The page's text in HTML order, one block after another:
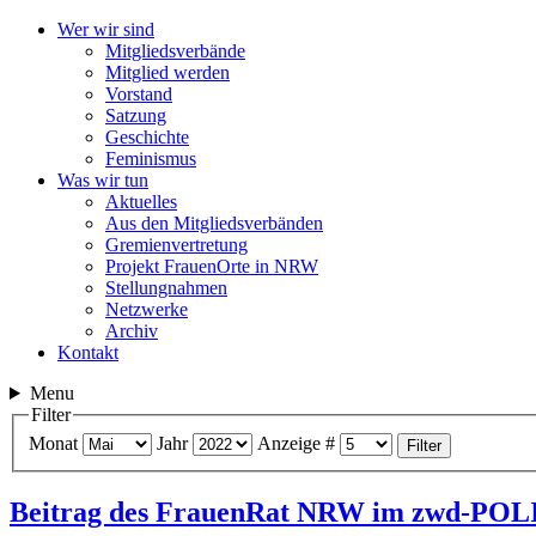
Wer wir sind
Mitgliedsverbände
Mitglied werden
Vorstand
Satzung
Geschichte
Feminismus
Was wir tun
Aktuelles
Aus den Mitgliedsverbänden
Gremienvertretung
Projekt FrauenOrte in NRW
Stellungnahmen
Netzwerke
Archiv
Kontakt
Menu
Filter
Monat
Jahr Anzeige # Filter
Beitrag des FrauenRat NRW im zwd-